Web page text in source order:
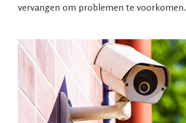
vervangen om problemen te voorkomen.